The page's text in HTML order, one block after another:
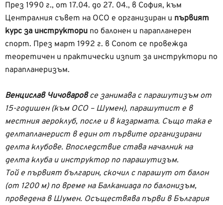
През 1990 г., от 17.04. до 27. 04., в София, към
Централния съвет на ОСО е организиран и първият
курс за инструктори по балонен и парапланерен
спорт. През март 1992 г. в Сопот се провежда
теоретичен и практически изпит за инструктори по
парапланеризъм.
Венцислав Чичоваровсе занимава с парашутизъм от
15-годишен (към ОСО – Шумен), парашутист е в
местния аероклуб, после и в казармата. Също така е
делтапланерист в един от първите организирани
делта клубове. Впоследствие става началник на
делта клуба и инструктор по парашутизъм.
Той е първият българин, скочил с парашут от балон
(от 1200 м) по време на Балканиада по балонизъм,
проведена в Шумен. Осъществява първи в България